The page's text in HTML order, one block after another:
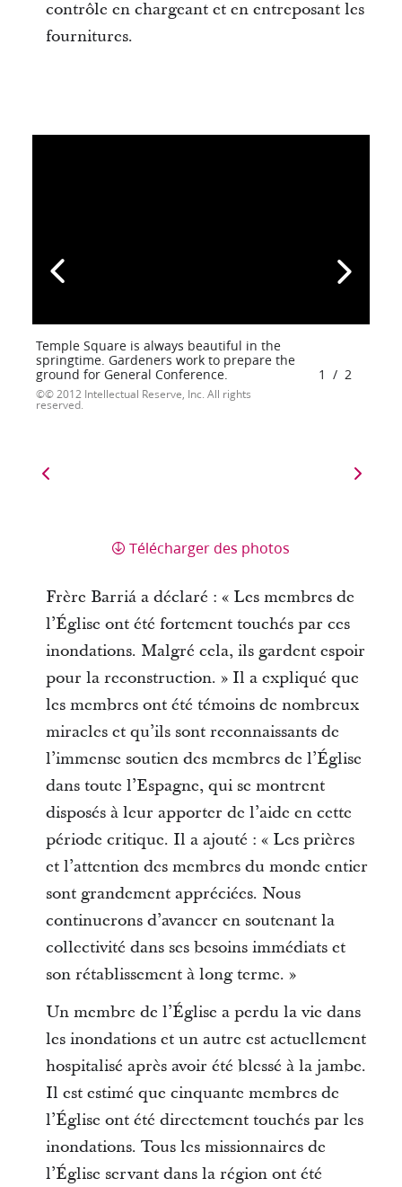
contrôle en chargeant et en entreposant les
fournitures.
Temple Square is always beautiful in the
springtime. Gardeners work to prepare the
ground for General Conference.
© 2012 Intellectual Reserve, Inc. All rights
reserved.
1 / 2
Télécharger des photos
Frère Barriá a déclaré : « Les membres de
l’Église ont été fortement touchés par ces
inondations. Malgré cela, ils gardent espoir
pour la reconstruction. » Il a expliqué que
les membres ont été témoins de nombreux
miracles et qu’ils sont reconnaissants de
l’immense soutien des membres de l’Église
dans toute l’Espagne, qui se montrent
disposés à leur apporter de l’aide en cette
période critique. Il a ajouté : « Les prières
et l’attention des membres du monde entier
sont grandement appréciées. Nous
continuerons d’avancer en soutenant la
collectivité dans ses besoins immédiats et
son rétablissement à long terme. »
Un membre de l’Église a perdu la vie dans
les inondations et un autre est actuellement
hospitalisé après avoir été blessé à la jambe.
Il est estimé que cinquante membres de
l’Église ont été directement touchés par les
inondations. Tous les missionnaires de
l’Église servant dans la région ont été